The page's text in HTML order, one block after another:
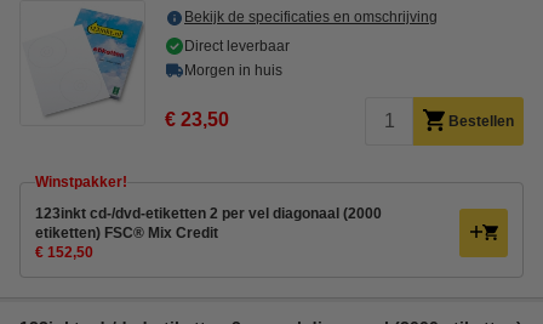
Bekijk de specificaties en omschrijving
Direct leverbaar
Morgen in huis
€ 23,50 Bestellen
Winstpakker!
123inkt cd-/dvd-etiketten 2 per vel diagonaal (2000
etiketten) FSC® Mix Credit
€ 152,50